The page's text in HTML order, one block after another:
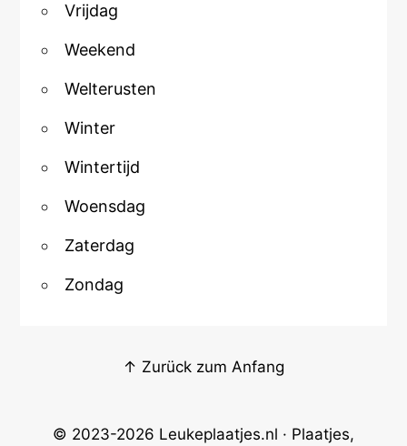
Vrijdag
Weekend
Welterusten
Winter
Wintertijd
Woensdag
Zaterdag
Zondag
↑ Zurück zum Anfang
© 2023-2026 Leukeplaatjes.nl · Plaatjes,